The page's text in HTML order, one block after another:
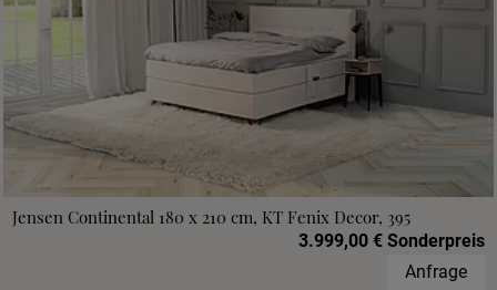
Jensen Continental 180 x 210 cm, KT Fenix Decor, 395
3.999,00 € Sonderpreis
Anfrage